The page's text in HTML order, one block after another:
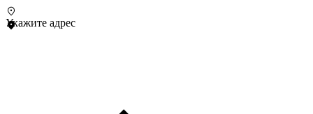
Укажите адрес